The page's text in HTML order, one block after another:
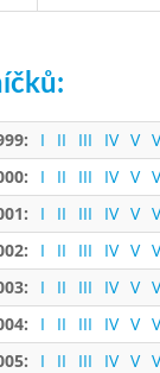
I II III IV V
I II III IV V
I II III IV V
I II III IV V
I II III IV V
I II III IV V
I II III IV V